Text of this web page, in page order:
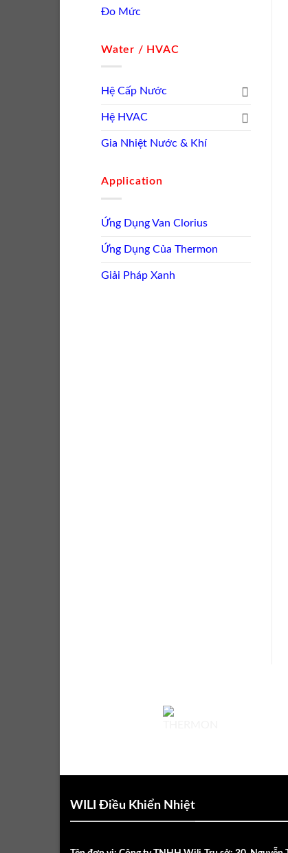
Đo Mức
Water / HVAC
Hệ Cấp Nước
Hệ HVAC
Gia Nhiệt Nước & Khí
Application
Ứng Dụng Van Clorius
Ứng Dụng Của Thermon
Giải Pháp Xanh
WILI Điều Khiển Nhiệt